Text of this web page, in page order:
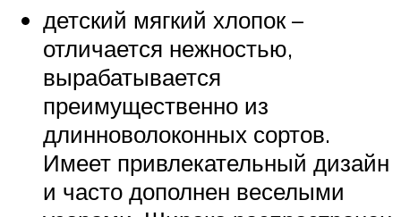
детский мягкий хлопок –
отличается нежностью,
вырабатывается
преимущественно из
длинноволоконных сортов.
Имеет привлекательный дизайн
и часто дополнен веселыми